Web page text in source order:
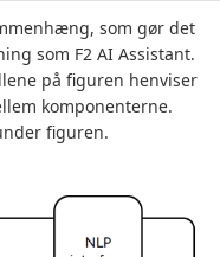
som gør det
som F2 AI Assistant.
på figuren henviser
komponenterne.
figuren.